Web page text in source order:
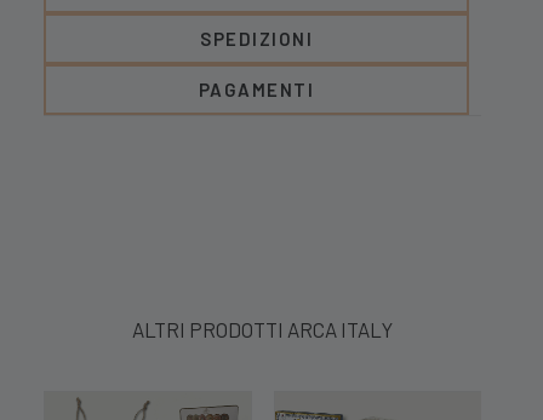
SPEDIZIONI
PAGAMENTI
ALTRI PRODOTTI ARCA ITALY